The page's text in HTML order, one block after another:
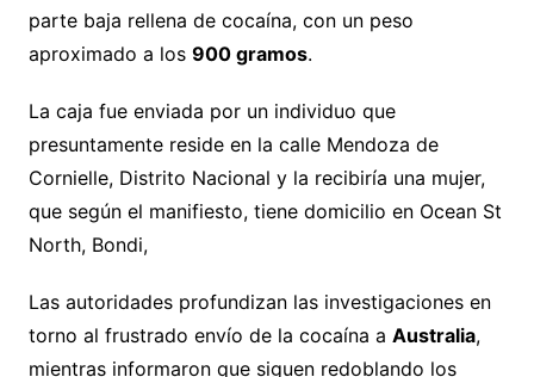
parte baja rellena de cocaína, con un peso
aproximado a los 900 gramos.
La caja fue enviada por un individuo que
presuntamente reside en la calle Mendoza de
Cornielle, Distrito Nacional y la recibiría una mujer,
que según el manifiesto, tiene domicilio en Ocean St
North, Bondi,
Las autoridades profundizan las investigaciones en
torno al frustrado envío de la cocaína a Australia,
mientras informaron que siguen redoblando los